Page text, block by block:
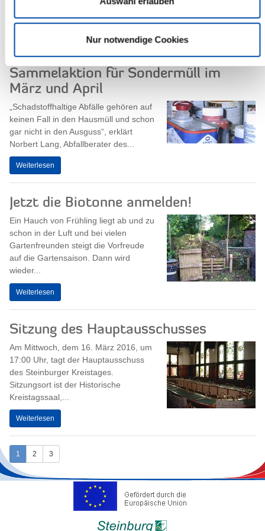
Nur notwendige Cookies
Info-Reise, die der Verein zur
Förderung der...
Sammelaktion für Sondermüll im
März und April
„Schadstoffhaltige Abfälle gehören auf
keinen Fall in den Hausmüll und schon
gar nicht in den Ausguss“, erklärt
Norbert Lang, Abfallberater des...
Weiterlesen
Jetzt die Biotonne anmelden!
Ein Hauch von Frühling liegt ab und zu
schon in der Luft und bei vielen
Gartenfreunden steigt die Vorfreude
auf die Gartensaison. Dann wird
wieder...
Weiterlesen
Sitzung des Hauptausschusses
Am Mittwoch, dem 16. März 2016, um
17:00 Uhr, tagt der Hauptausschuss
des Steinburger Kreistages.
Sitzungsort ist der Historische
Kreistagssaal,...
Weiterlesen
1 2 3